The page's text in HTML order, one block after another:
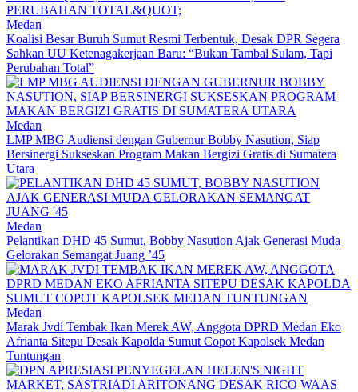
Medan
Koalisi Besar Buruh Sumut Resmi Terbentuk, Desak DPR Segera
Sahkan UU Ketenagakerjaan Baru: “Bukan Tambal Sulam, Tapi
Perubahan Total”
Medan
LMP MBG Audiensi dengan Gubernur Bobby Nasution, Siap
Bersinergi Sukseskan Program Makan Bergizi Gratis di Sumatera
Utara
Medan
Pelantikan DHD 45 Sumut, Bobby Nasution Ajak Generasi Muda
Gelorakan Semangat Juang ’45
Medan
Marak Jvdi Tembak Ikan Merek AW, Anggota DPRD Medan Eko
Afrianta Sitepu Desak Kapolda Sumut Copot Kapolsek Medan
Tuntungan